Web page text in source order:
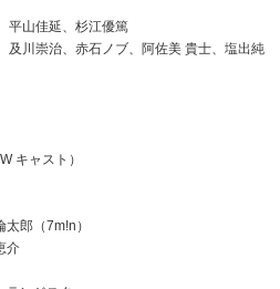
平山佳延、杉江優篤
及川崇治、赤石ノブ、阿佐美 貴士、塩出純
キャスト）
郎（7m!n）
介